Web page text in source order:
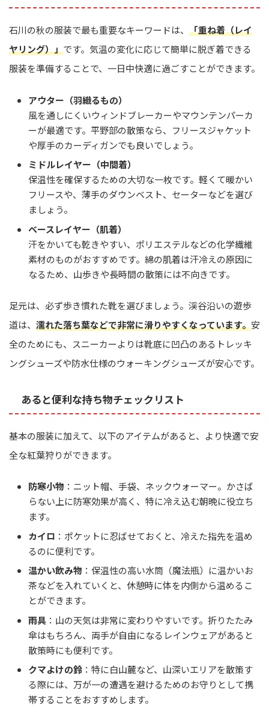
石川の秋の服装で最も重要なキーワードは、 「重ね着（レイ
ヤリング）」です。気温の変化に応じて簡単に脱ぎ着できる
服装を準備することで、一日中快適に過ごすことができます。
アウター（羽織るもの）
風を通しにくいウィンドブレーカーやマウンテンパーカ
ーが最適です。平野部の散策なら、フリースジャケット
や厚手のカーディガンでも良いでしょう。
ミドルレイヤー（中間着）
保温性を確保するための大切な一枚です。軽くて暖かい
フリースや、薄手のダウンベスト、セーターなどを選び
ましょう。
ベースレイヤー（肌着）
汗をかいても乾きやすい、ポリエステルなどの化学繊維
素材のものがおすすめです。綿の肌着は汗冷えの原因に
なるため、山歩きや長時間の散策には不向きです。
足元は、必ず歩き慣れた靴を選びましょう。渓谷沿いの遊歩
道は、 濡れた落ち葉などで非常に滑りやすくなっています。安
全のためにも、スニーカーよりは靴底に凹凸のあるトレッキ
ングシューズや防水仕様のウォーキングシューズが安心です。
あると便利な持ち物チェックリスト
基本の服装に加えて、以下のアイテムがあると、より快適で安
全な紅葉狩りができます。
防寒小物 ：ニット帽、手袋、ネックウォーマー。かさば
らない上に防寒効果が高く、特に冷え込む朝晩に役立ち
ます。
カイロ ：ポケットに忍ばせておくと、冷えた指先を温め
るのに便利です。
温かい飲み物 ：保温性の高い水筒（魔法瓶）に温かいお
茶などを入れていくと、休憩時に体を内側から温めるこ
とができます。
雨具 ：山の天気は非常に変わりやすいです。折りたたみ
傘はもちろん、両手が自由になるレインウェアがあると
散策時にも便利です。
クマよけの鈴 ：特に白山麓など、山深いエリアを散策す
る際には、万が一の遭遇を避けるためのお守りとして携
帯することをおすすめします。